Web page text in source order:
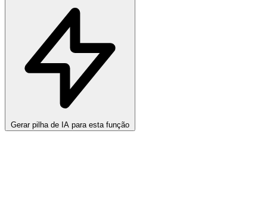
Gerar pilha de IA para esta função